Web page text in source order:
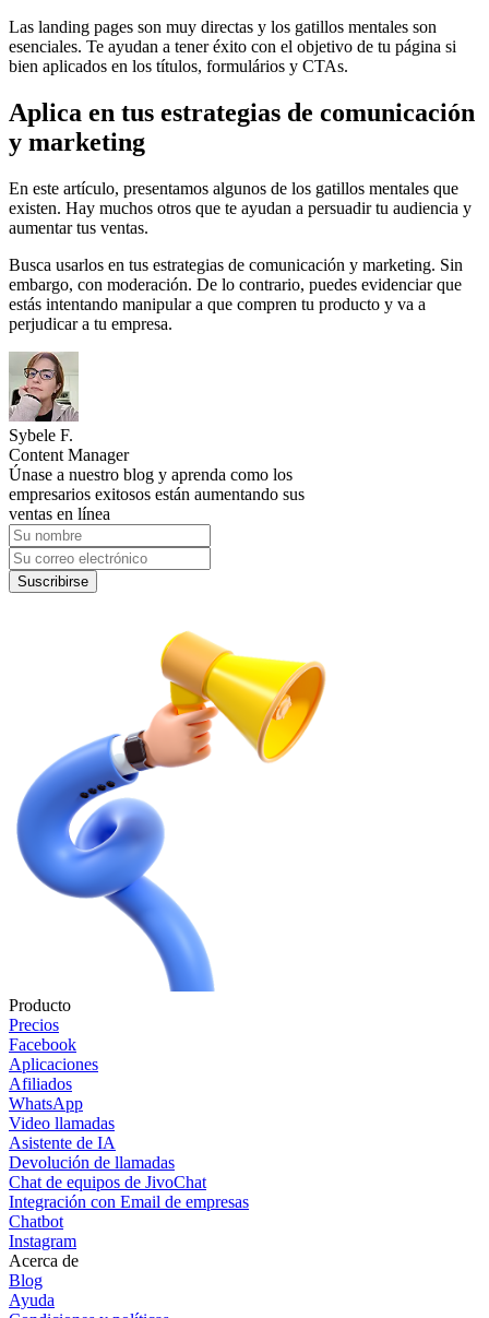
Las landing pages son muy directas y los gatillos mentales son
esenciales. Te ayudan a tener éxito con el objetivo de tu página si
bien aplicados en los títulos, formulários y CTAs.
Aplica en tus estrategias de comunicación
y marketing
En este artículo, presentamos algunos de los gatillos mentales que
existen. Hay muchos otros que te ayudan a persuadir tu audiencia y
aumentar tus ventas.
Busca usarlos en tus estrategias de comunicación y marketing. Sin
embargo, con moderación. De lo contrario, puedes evidenciar que
estás intentando manipular a que compren tu producto y va a
perjudicar a tu empresa.
Sybele F.
Content Manager
Únase a nuestro blog y aprenda como los
empresarios exitosos están aumentando sus
ventas en línea
Suscribirse
Producto
Precios
Facebook
Aplicaciones
Afiliados
WhatsApp
Video llamadas
Asistente de IA
Devolución de llamadas
Chat de equipos de JivoChat
Integración con Email de empresas
Chatbot
Instagram
Acerca de
Blog
Ayuda